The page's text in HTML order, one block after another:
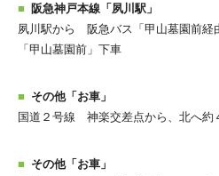
阪急神戸本線「夙川駅」
夙川駅から 阪急バス「甲山墓園前経
「甲山墓園前」下車
その他「お車」
国道２号線 神楽交差点から、北へ約
その他「お車」